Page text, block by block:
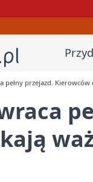
pełny przejazd.